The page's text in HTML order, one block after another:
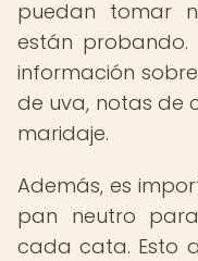
puedan tomar
están probando.
información
de uva, notas de
maridaje.
Además, es
pan neutro
cada cata. Esto